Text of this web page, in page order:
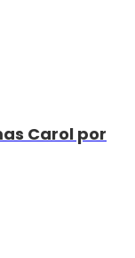
Carol por